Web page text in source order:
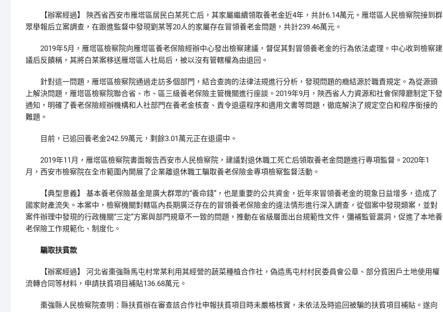
【辦案經過】 陝西省西安市雁塔區居民白某死亡后，其家屬繼續領取養老金近4年，共計6.14萬元。雁塔區人民檢察院接到群
眾舉報后立案調查，在跟進監督中發現劉某等20人的家屬存在冒領養老金問題，共計239.46萬元。
2019年5月，雁塔區檢察院向雁塔區養老保險經辦中心發出檢察建議，督促其對冒領養老金的行為依法處理。中心收到檢察建
議后反饋稱，其將白某案移送雁塔區人社局后，被以沒有管轄權為由退回。
針對這一問題，雁塔區檢察院通過走訪多個部門，結合查詢的法律法規進行分析，發現問題的癥結源於職責規定。為從源頭
上解決問題，雁塔區檢察院聯合省、市、區三級養老保險主管機關進行座談。2019年9月，陝西省人力資源和社會保障廳制定下發
通知，明確了養老保險經辦機構和人社部門在養老金核查、責令退還程序和適用文書等問題，徹底解決了規定空白和程序銜接的
難題。
目前，已追回養老金242.59萬元，剩餘3.01萬元正在退還中。
2019年11月，雁塔區檢察院書面報告西安市人民檢察院，建議對退休職工死亡后領取養老金問題進行專項監督。2020年1
月，西安市檢察院在全市範圍內開展了企業離退休職工騙取養老保險金專項檢察監督活動。
【典型意義】 基本養老保險基金是廣大群眾的“養命錢”，也是重要的公共資金，近年來冒領養老金的現象日益增多，造成了
國家財產流失。本案中，檢察機關對轄區內長期廣泛存在的冒領養老保險金的違法情形進行深入調查，從個案中發現類案，並對
案件辦理中發現的行政機關“三定”方案與部門規章不一致的問題，推動在省級層面出台規範性文件，彌補監管漏洞，促進了本地養
老保險工作規範化、制度化。
騙取扶貧款
【辦案經過】 河北省棗強縣馬屯村常某利用其經營的蔬菜種植合作社，偽造馬屯村村民委員會公章、部分貧困戶土地使用權
流轉合同等材料，申請扶貧項目補貼136.68萬元。
棗強縣人民檢察院查明：縣扶貧辦在審查該合作社申報扶貧項目時未嚴格核實，未依法及時追回被騙的扶貧項目補貼。遂向